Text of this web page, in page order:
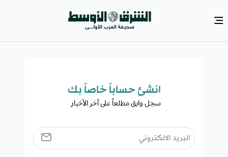
انشئ حساباً خاصاً بك​
سجل وابق مطلعاً على آخر الأخبار ​